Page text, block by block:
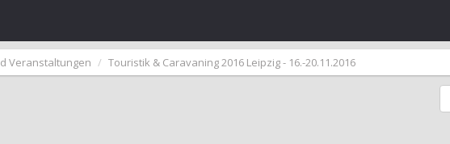
Veranstaltungen Touristik & Caravaning 2016 Leipzig - 16.-20.11.2016